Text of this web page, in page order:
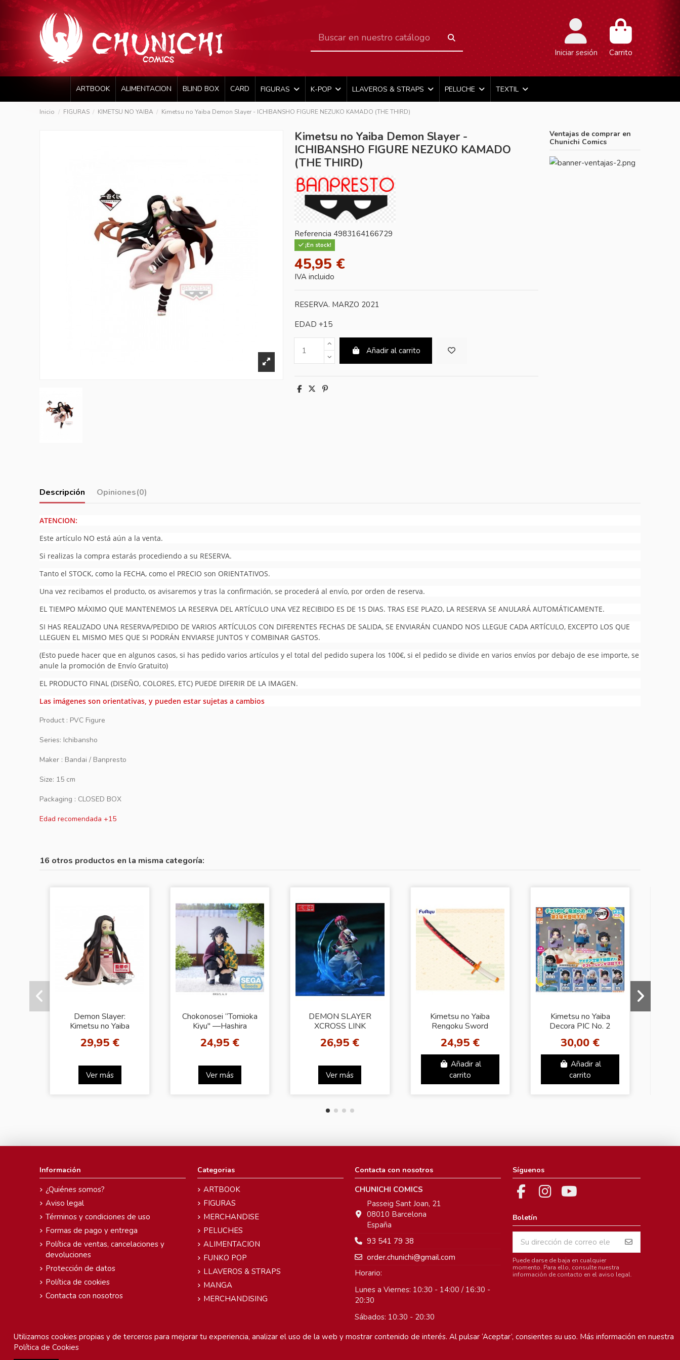
Iniciar sesión Carrito
ARTBOOK ALIMENTACION BLIND BOX CARD FIGURAS K-POP LLAVEROS & STRAPS PELUCHE TEXTIL
Inicio FIGURAS KIMETSU NO YAIBA Kimetsu no Yaiba Demon Slayer - ICHIBANSHO FIGURE NEZUKO KAMADO (THE THIRD)
Kimetsu no Yaiba Demon Slayer -
ICHIBANSHO FIGURE NEZUKO KAMADO
(THE THIRD)
Referencia 4983164166729
¡En stock!
45,95 €
IVA incluido
RESERVA. MARZO 2021
EDAD +15
Añadir al carrito
Ventajas de comprar en
Chunichi Comics
Descripción Opiniones(0)
ATENCION:
Este artículo NO está aún a la venta.
Si realizas la compra estarás procediendo a su RESERVA.
Tanto el STOCK, como la FECHA, como el PRECIO son ORIENTATIVOS.
Una vez recibamos el producto, os avisaremos y tras la confirmación, se procederá al envío, por orden de reserva.
EL TIEMPO MÁXIMO QUE MANTENEMOS LA RESERVA DEL ARTÍCULO UNA VEZ RECIBIDO ES DE 15 DIAS. TRAS ESE PLAZO, LA RESERVA SE ANULARÁ AUTOMÁTICAMENTE.
SI HAS REALIZADO UNA RESERVA/PEDIDO DE VARIOS ARTÍCULOS CON DIFERENTES FECHAS DE SALIDA, SE ENVIARÁN CUANDO NOS LLEGUE CADA ARTÍCULO, EXCEPTO LOS QUE
LLEGUEN EL MISMO MES QUE SI PODRÁN ENVIARSE JUNTOS Y COMBINAR GASTOS.
(Esto puede hacer que en algunos casos, si has pedido varios artículos y el total del pedido supera los 100€, si el pedido se divide en varios envíos por debajo de ese importe, se
anule la promoción de Envío Gratuito)
EL PRODUCTO FINAL (DISEÑO, COLORES, ETC) PUEDE DIFERIR DE LA IMAGEN.
Las imágenes son orientativas, y pueden estar sujetas a cambios
Product : PVC Figure
Series: Ichibansho
Maker : Bandai / Banpresto
Size: 15 cm
Packaging : CLOSED BOX
Edad recomendada +15
16 otros productos en la misma categoría:
Demon Slayer:
Kimetsu no Yaiba
(B:Nezuko Kamado)
29,95 €
Ver más
Chokonosei “Tomioka
Kiyu" ―Hashira
24,95 €
Ver más
DEMON SLAYER
XCROSS LINK
26,95 €
Ver más
Kimetsu no Yaiba
Rengoku Sword
24,95 €
Añadir al
carrito
Kimetsu no Yaiba
Decora PIC No. 2
30,00 €
Añadir al
carrito
Información
¿Quiénes somos?
Aviso legal
Términos y condiciones de uso
Formas de pago y entrega
Política de ventas, cancelaciones y
devoluciones
Protección de datos
Política de cookies
Contacta con nosotros
Categorias
ARTBOOK
FIGURAS
MERCHANDISE
PELUCHES
ALIMENTACION
FUNKO POP
LLAVEROS & STRAPS
MANGA
MERCHANDISING
Contacta con nosotros
CHUNICHI COMICS
Passeig Sant Joan, 21
08010 Barcelona
España
93 541 79 38
order.chunichi@gmail.com
Horario:
Lunes a Viernes: 10:30 - 14:00 / 16:30 -
20:30
Sábados: 10:30 - 20:30
Domingos: Cerrado
Síguenos
Boletín
Puede darse de baja en cualquier
momento. Para ello, consulte nuestra
información de contacto en el aviso legal.
Utilizamos cookies propias y de terceros para mejorar tu experiencia, analizar el uso de la web y mostrar contenido de interés. Al pulsar ‘Aceptar’, consientes su uso. Más información en nuestra
Política de Cookies